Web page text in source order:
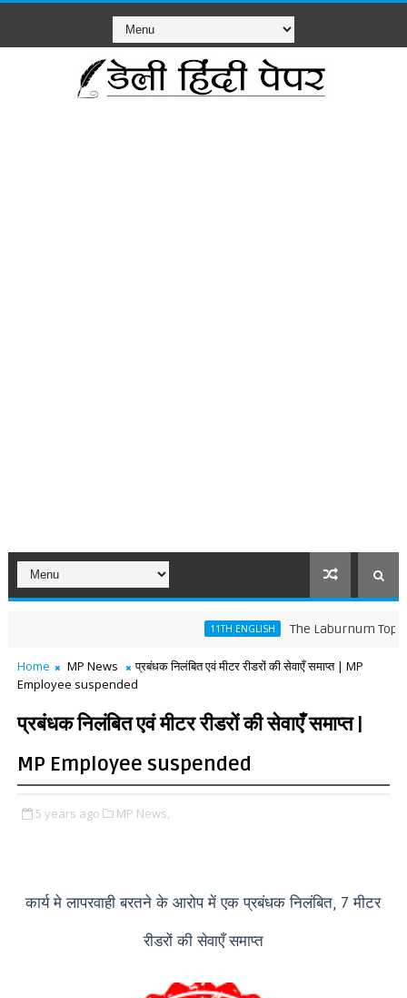
11TH ENGLISH The Laburnum Top Words
Home MP News
प्रबंधक निलंबित एवं मीटर रीडरों की सेवाएँ समाप्त | MP
Employee suspended
प्रबंधक निलंबित एवं मीटर रीडरों की सेवाएँ समाप्त |
MP Employee suspended
5 years ago MP News,
कार्य मे लापरवाही बरतने के आरोप में एक प्रबंधक निलंबित, 7 मीटर
रीडरों की सेवाएँ समाप्त